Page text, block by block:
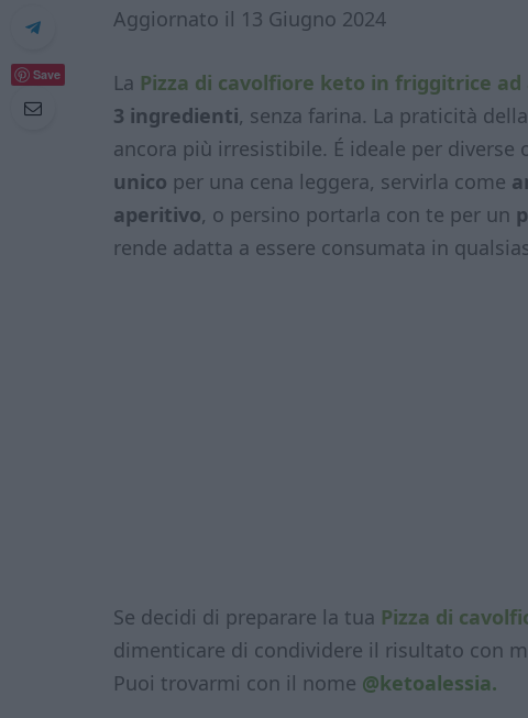
Save
Aggiornato il 13 Giugno 2024
La Pizza di cavolfiore keto in friggitrice ad
3 ingredienti, senza farina. La praticità
ancora più irresistibile. É ideale per diverse
unico per una cena leggera, servirla come
aperitivo, o persino portarla con te per un
rende adatta a essere consumata in
Se decidi di preparare la tua Pizza di
dimenticare di condividere il risultato con
Puoi trovarmi con il nome @ketoalessia.